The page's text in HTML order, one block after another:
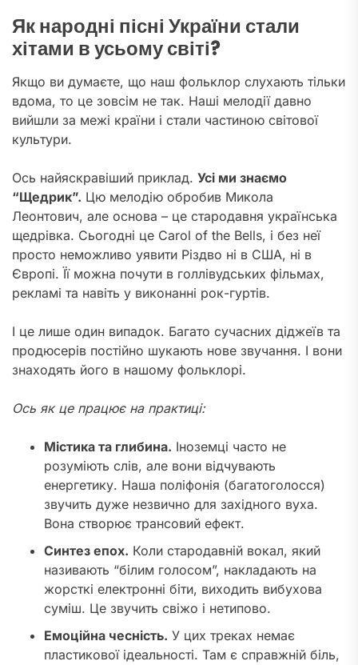
Як народні пісні України стали
хітами в усьому світі?
Якщо ви думаєте, що наш фольклор слухають тільки
вдома, то це зовсім не так. Наші мелодії давно
вийшли за межі країни і стали частиною світової
культури.
Ось найяскравіший приклад. Усі ми знаємо
“Щедрик”. Цю мелодію обробив Микола
Леонтович, але основа – це стародавня українська
щедрівка. Сьогодні це Carol of the Bells, і без неї
просто неможливо уявити Різдво ні в США, ні в
Європі. Її можна почути в голлівудських фільмах,
рекламі та навіть у виконанні рок-гуртів.
І це лише один випадок. Багато сучасних діджеїв та
продюсерів постійно шукають нове звучання. І вони
знаходять його в нашому фольклорі.
Ось як це працює на практиці:
Містика та глибина. Іноземці часто не
розуміють слів, але вони відчувають
енергетику. Наша поліфонія (багатоголосся)
звучить дуже незвично для західного вуха.
Вона створює трансовий ефект.
Синтез епох. Коли стародавній вокал, який
називають “білим голосом”, накладають на
жорсткі електронні біти, виходить вибухова
суміш. Це звучить свіжо і нетипово.
Емоційна чесність. У цих треках немає
пластикової ідеальності. Там є справжній біль,